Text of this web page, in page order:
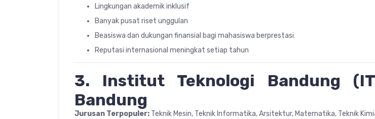
Lingkungan akademik inklusif
Banyak pusat riset unggulan
Beasiswa dan dukungan finansial bagi mahasiswa berprestasi
Reputasi internasional meningkat setiap tahun
3. Institut Teknologi Bandung
Bandung
Jurusan Terpopuler: Teknik Mesin, Teknik Informatika, Arsitektur, Matematika, Teknik